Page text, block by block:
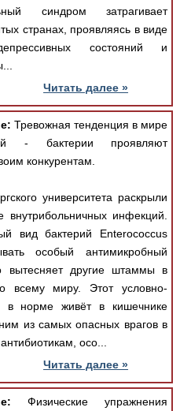
синдром затрагивает
странах, проявляясь в виде
состояний и
Читать далее »
Тревожная тенденция в мире
- бактерии проявляют
конкурентам.
университета раскрыли
инфекций.
вид бактерий Enterococcus
особый антимикробный
вытесняет другие штаммы в
всему миру. Этот условно-
в норме живёт в кишечнике
из самых опасных врагов в
осо...
Читать далее »
Физические упражнения